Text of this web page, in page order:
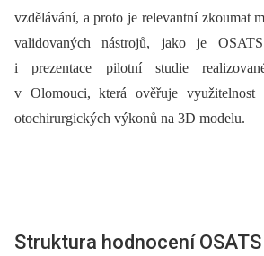
vzdělávání, a proto je relevantní zkoumat
validovaných nástrojů, jako je
i prezentace pilotní studie
v Olomouci, která ověřuje využitelnost
otochirurgických výkonů na 3D modelu.
Struktura hodnocení OSATS